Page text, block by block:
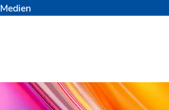
Medien